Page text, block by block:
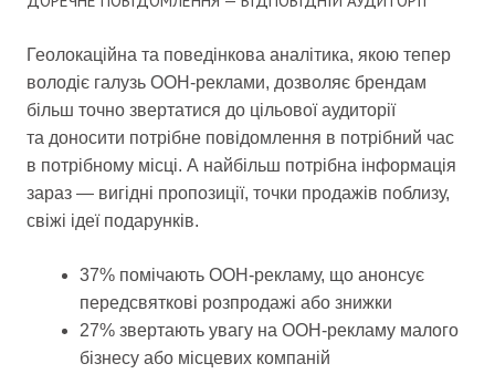
Геолокаційна та поведінкова аналітика, якою тепер
володіє галузь OOH-реклами, дозволяє брендам
більш точно звертатися до цільової аудиторії
та доносити потрібне повідомлення в потрібний час
в потрібному місці. А найбільш потрібна інформація
зараз — вигідні пропозиції, точки продажів поблизу,
свіжі ідеї подарунків.
37% помічають OOH-рекламу, що анонсує
передсвяткові розпродажі або знижки
27% звертають увагу на OOH-рекламу малого
бізнесу або місцевих компаній